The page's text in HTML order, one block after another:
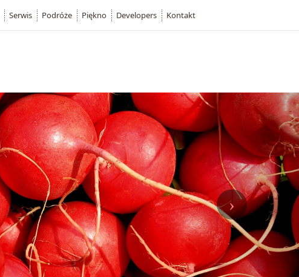
Serwis Podróże Piękno Developers Kontakt